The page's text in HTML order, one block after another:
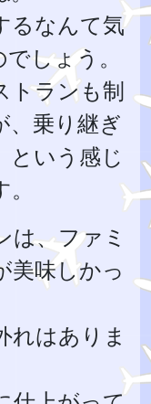
るなんて気
しょう。
トランも制
、乗り継ぎ
という感じ
は、ファミ
美味しかっ
れはありま